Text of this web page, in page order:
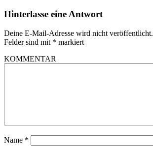
Hinterlasse eine Antwort
Deine E-Mail-Adresse wird nicht veröffentlicht.
Felder sind mit * markiert
KOMMENTAR
Name *